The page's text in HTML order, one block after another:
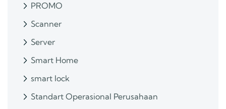
PROMO
Scanner
Server
Smart Home
smart lock
Standart Operasional Perusahaan